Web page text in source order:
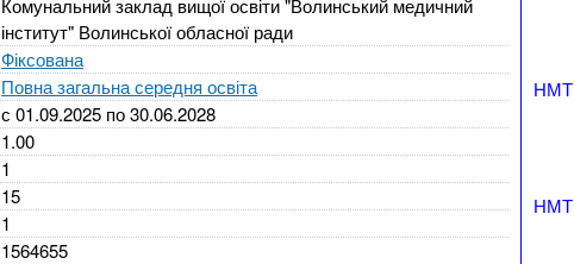
Комунальний заклад вищої освіти "Волинський медичний
інститут" Волинської обласної ради
Фіксована
Повна загальна середня освіта
с01.09.2025 по30.06.2028
1.00
1
15
1
1564655